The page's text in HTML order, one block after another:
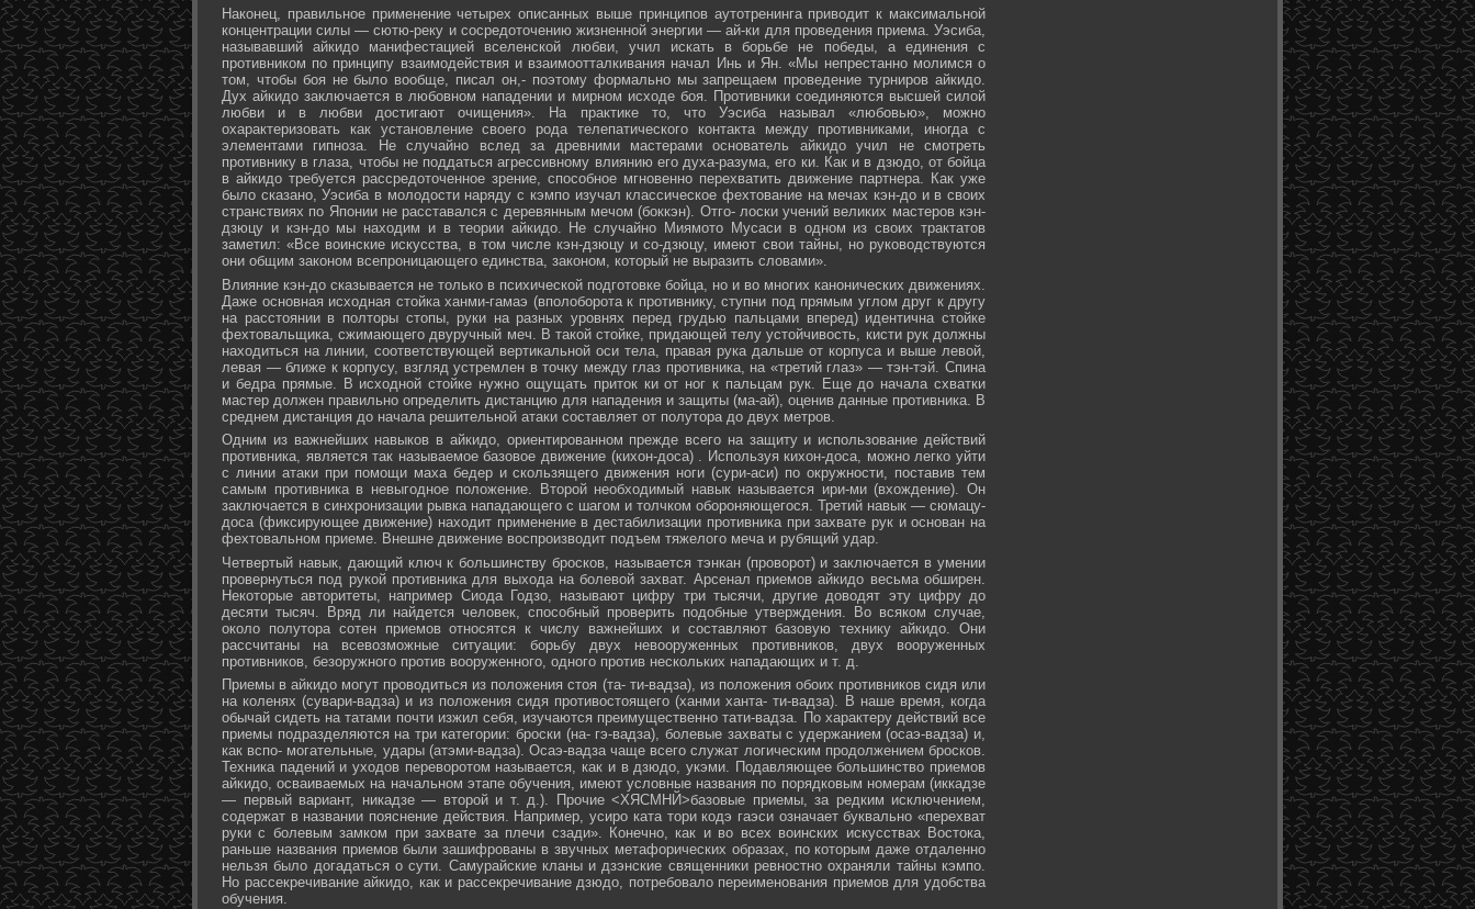
Наконец, правильное применение четырех описанных выше принципов аутотренинга приводит к максимальной
концентрации силы — сютю-реку и сосредоточению жизненной энергии — ай-ки для проведения приема. Уэсиба,
называвший айкидо манифестацией вселенской любви, учил искать в борьбе не победы, а единения с
противником по принципу взаимодействия и взаимоотталкивания начал Инь и Ян. «Мы непрестанно молимся о
том, чтобы боя не было вообще, писал он,- поэтому формально мы запрещаем проведение турниров айкидо.
Дух айкидо заключается в любовном нападении и мирном исходе боя. Противники соединяются высшей силой
любви и в любви достигают очищения». На практике то, что Уэсиба называл «любовью», можно
охарактеризовать как установление своего рода телепатического контакта между противниками, иногда с
элементами гипноза. Не случайно вслед за древними мастерами основатель айкидо учил не смотреть
противнику в глаза, чтобы не поддаться агрессивному влиянию его духа-разума, его ки. Как и в дзюдо, от бойца
в айкидо требуется рассредоточенное зрение, способное мгновенно перехватить движение партнера. Как уже
было сказано, Уэсиба в молодости наряду с кэмпо изучал классическое фехтование на мечах кэн-до и в своих
странствиях по Японии не расставался с деревянным мечом (боккэн). Отго- лоски учений великих мастеров кэн-
дзюцу и кэн-до мы находим и в теории айкидо. Не случайно Миямото Мусаси в одном из своих трактатов
заметил: «Все воинские искусства, в том числе кэн-дзюцу и со-дзюцу, имеют свои тайны, но руководствуются
они общим законом всепроницающего единства, законом, который не выразить словами».
Влияние кэн-до сказывается не только в психической подготовке бойца, но и во многих канонических движениях.
Даже основная исходная стойка ханми-гамаэ (вполоборота к противнику, ступни под прямым углом друг к другу
на расстоянии в полторы стопы, руки на разных уровнях перед грудью пальцами вперед) идентична стойке
фехтовальщика, сжимающего двуручный меч. В такой стойке, придающей телу устойчивость, кисти рук должны
находиться на линии, соответствующей вертикальной оси тела, правая рука дальше от корпуса и выше левой,
левая — ближе к корпусу, взгляд устремлен в точку между глаз противника, на «третий глаз» — тэн-тэй. Спина
и бедра прямые. В исходной стойке нужно ощущать приток ки от ног к пальцам рук. Еще до начала схватки
мастер должен правильно определить дистанцию для нападения и защиты (ма-ай), оценив данные противника. В
среднем дистанция до начала решительной атаки составляет от полутора до двух метров.
Одним из важнейших навыков в айкидо, ориентированном прежде всего на защиту и использование действий
противника, является так называемое базовое движение (кихон-доса) . Используя кихон-доса, можно легко уйти
с линии атаки при помощи маха бедер и скользящего движения ноги (сури-аси) по окружности, поставив тем
самым противника в невыгодное положение. Второй необходимый навык называется ири-ми (вхождение). Он
заключается в синхронизации рывка нападающего с шагом и толчком обороняющегося. Третий навык — сюмацу-
доса (фиксирующее движение) находит применение в дестабилизации противника при захвате рук и основан на
фехтовальном приеме. Внешне движение воспроизводит подъем тяжелого меча и рубящий удар.
Четвертый навык, дающий ключ к большинству бросков, называется тэнкан (проворот) и заключается в умении
провернуться под рукой противника для выхода на болевой захват. Арсенал приемов айкидо весьма обширен.
Некоторые авторитеты, например Сиода Годзо, называют цифру три тысячи, другие доводят эту цифру до
десяти тысяч. Вряд ли найдется человек, способный проверить подобные утверждения. Во всяком случае,
около полутора сотен приемов относятся к числу важнейших и составляют базовую технику айкидо. Они
рассчитаны на всевозможные ситуации: борьбу двух невооруженных противников, двух вооруженных
противников, безоружного против вооруженного, одного против нескольких нападающих и т. д.
Приемы в айкидо могут проводиться из положения стоя (та- ти-вадза), из положения обоих противников сидя или
на коленях (сувари-вадза) и из положения сидя противостоящего (ханми ханта- ти-вадза). В наше время, когда
обычай сидеть на татами почти изжил себя, изучаются преимущественно тати-вадза. По характеру действий все
приемы подразделяются на три категории: броски (на- гэ-вадза), болевые захваты с удержанием (осаэ-вадза) и,
как вспо- могательные, удары (атэми-вадза). Осаэ-вадза чаще всего служат логическим продолжением бросков.
Техника падений и уходов переворотом называется, как и в дзюдо, укэми. Подавляющее большинство приемов
айкидо, осваиваемых на начальном этапе обучения, имеют условные названия по порядковым номерам (иккадзе
— первый вариант, никадзе — второй и т. д.). Прочие <ХЯСМНЙ>базовые приемы, за редким исключением,
содержат в названии пояснение действия. Например, усиро ката тори кодэ гаэси означает буквально «перехват
руки с болевым замком при захвате за плечи сзади». Конечно, как и во всех воинских искусствах Востока,
раньше названия приемов были зашифрованы в звучных метафорических образах, по которым даже отдаленно
нельзя было догадаться о сути. Самурайские кланы и дзэнские священники ревностно охраняли тайны кэмпо.
Но рассекречивание айкидо, как и рассекречивание дзюдо, потребовало переименования приемов для удобства
обучения.